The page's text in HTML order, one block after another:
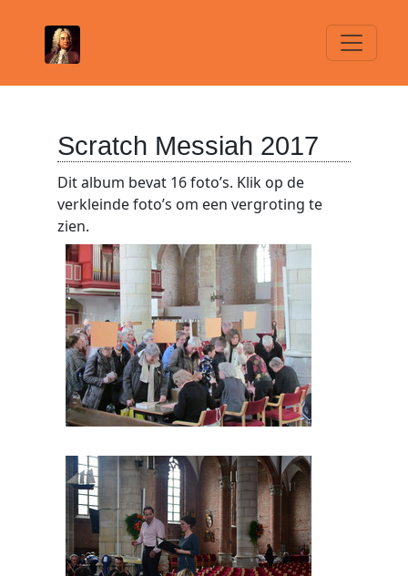
Scratch Messiah 2017
Dit album bevat 16 foto’s. Klik op de
verkleinde foto’s om een vergroting te
zien.